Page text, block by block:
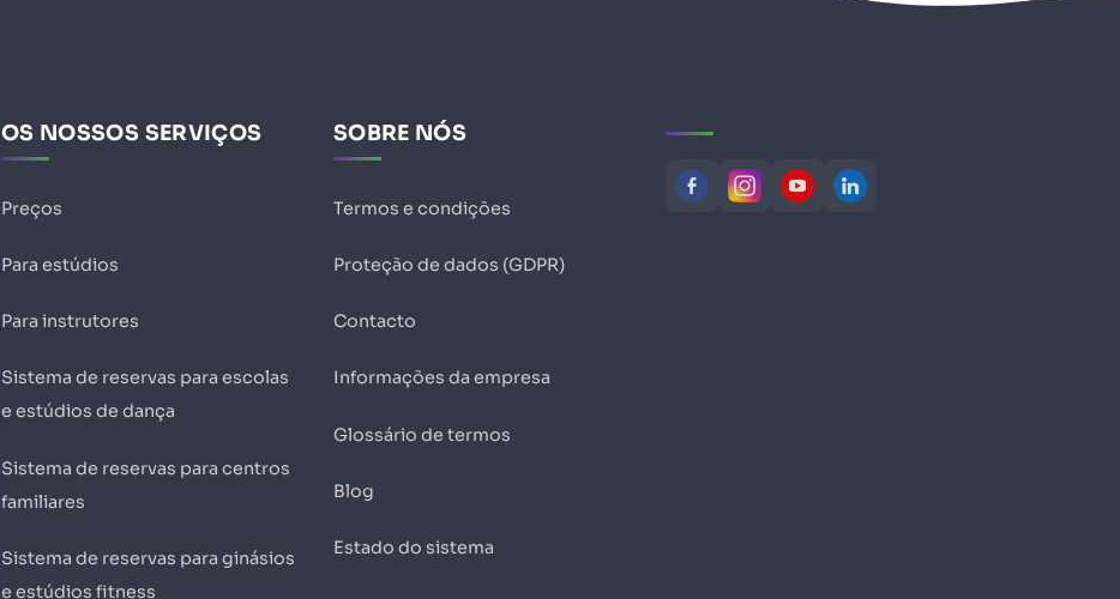
OS NOSSOS SERVIÇOS
Preços
Para estúdios
Para instrutores
Sistema de reservas para escolas
e estúdios de dança
Sistema de reservas para centros
familiares
Sistema de reservas para ginásios
e estúdios fitness
SOBRE NÓS
Termos e condições
Proteção de dados (GDPR)
Contacto
Informações da empresa
Glossário de termos
Blog
Estado do sistema